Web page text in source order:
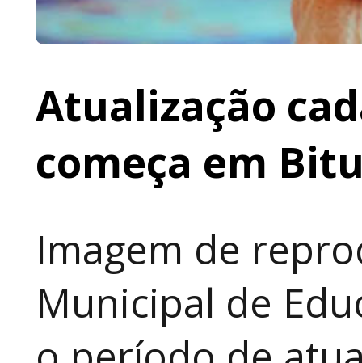
Atualização
começa em
Imagem de
Municipal de